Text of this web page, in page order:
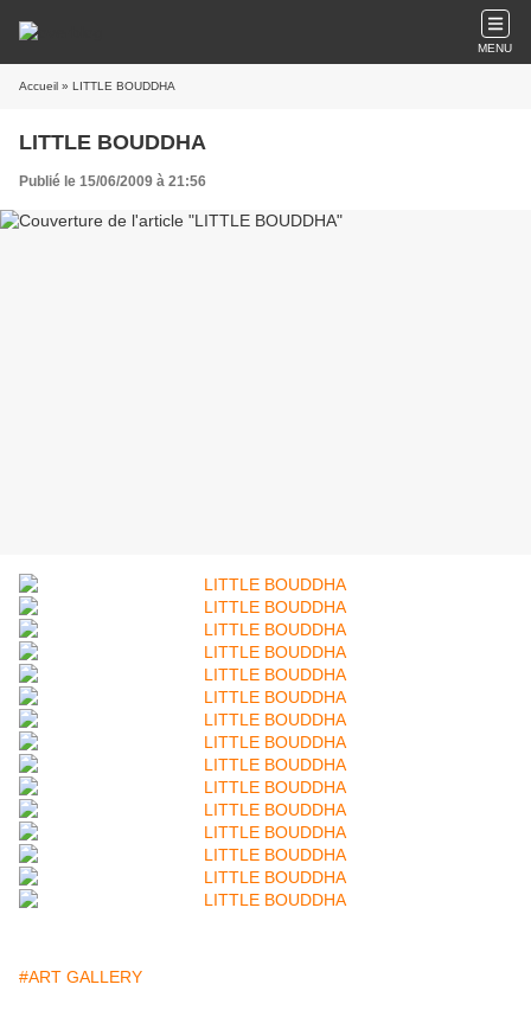
MENU
Accueil » LITTLE BOUDDHA
LITTLE BOUDDHA
Publié le 15/06/2009 à 21:56
#ART GALLERY